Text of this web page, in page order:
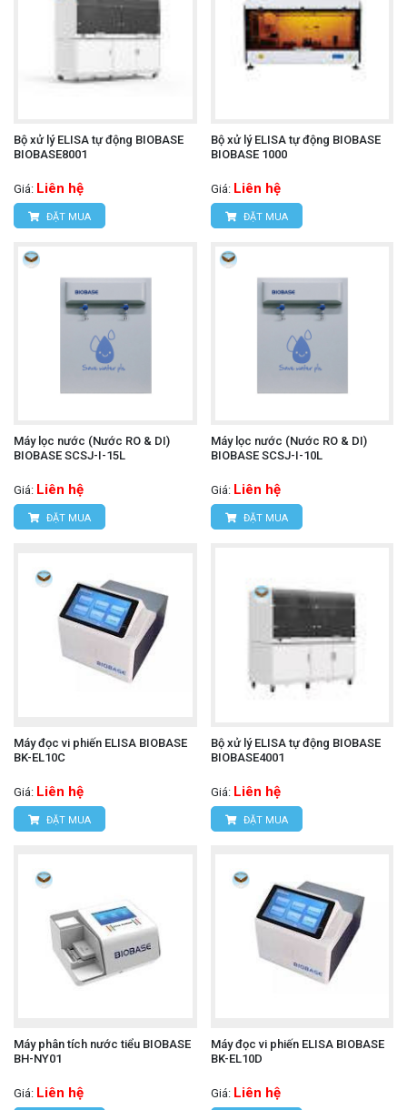
Bộ xử lý ELISA tự động BIOBASE
BIOBASE8001
Giá: Liên hệ
ĐẶT MUA
Bộ xử lý ELISA tự động BIOBASE
BIOBASE 1000
Giá: Liên hệ
ĐẶT MUA
Máy lọc nước (Nước RO & DI)
BIOBASE SCSJ-I-15L
Giá: Liên hệ
ĐẶT MUA
Máy lọc nước (Nước RO & DI)
BIOBASE SCSJ-I-10L
Giá: Liên hệ
ĐẶT MUA
Máy đọc vi phiến ELISA BIOBASE
BK-EL10C
Giá: Liên hệ
ĐẶT MUA
Bộ xử lý ELISA tự động BIOBASE
BIOBASE4001
Giá: Liên hệ
ĐẶT MUA
Máy phân tích nước tiểu BIOBASE
BH-NY01
Giá: Liên hệ
Máy đọc vi phiến ELISA BIOBASE
BK-EL10D
Giá: Liên hệ